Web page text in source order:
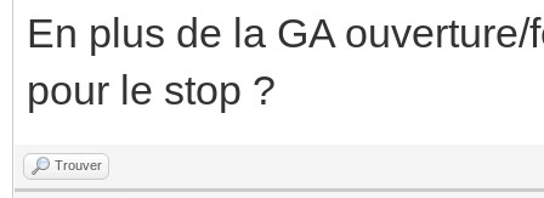
En plus de la GA
pour le stop ?
Trouver